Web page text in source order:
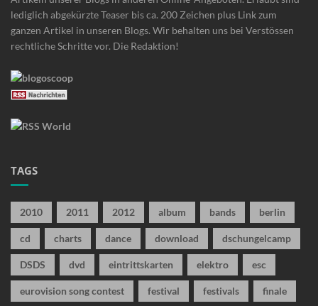
lediglich abgekürzte Teaser bis ca. 200 Zeichen plus Link zum
ganzen Artikel in unseren Blogs. Wir behalten uns bei Verstössen
rechtliche Schritte vor. Die Redaktion!
TAGS
2010 2011 2012 album bands berlin
cd charts dance download dschungelcamp
DSDS dvd eintrittskarten elektro esc
eurovision song contest festival festivals finale